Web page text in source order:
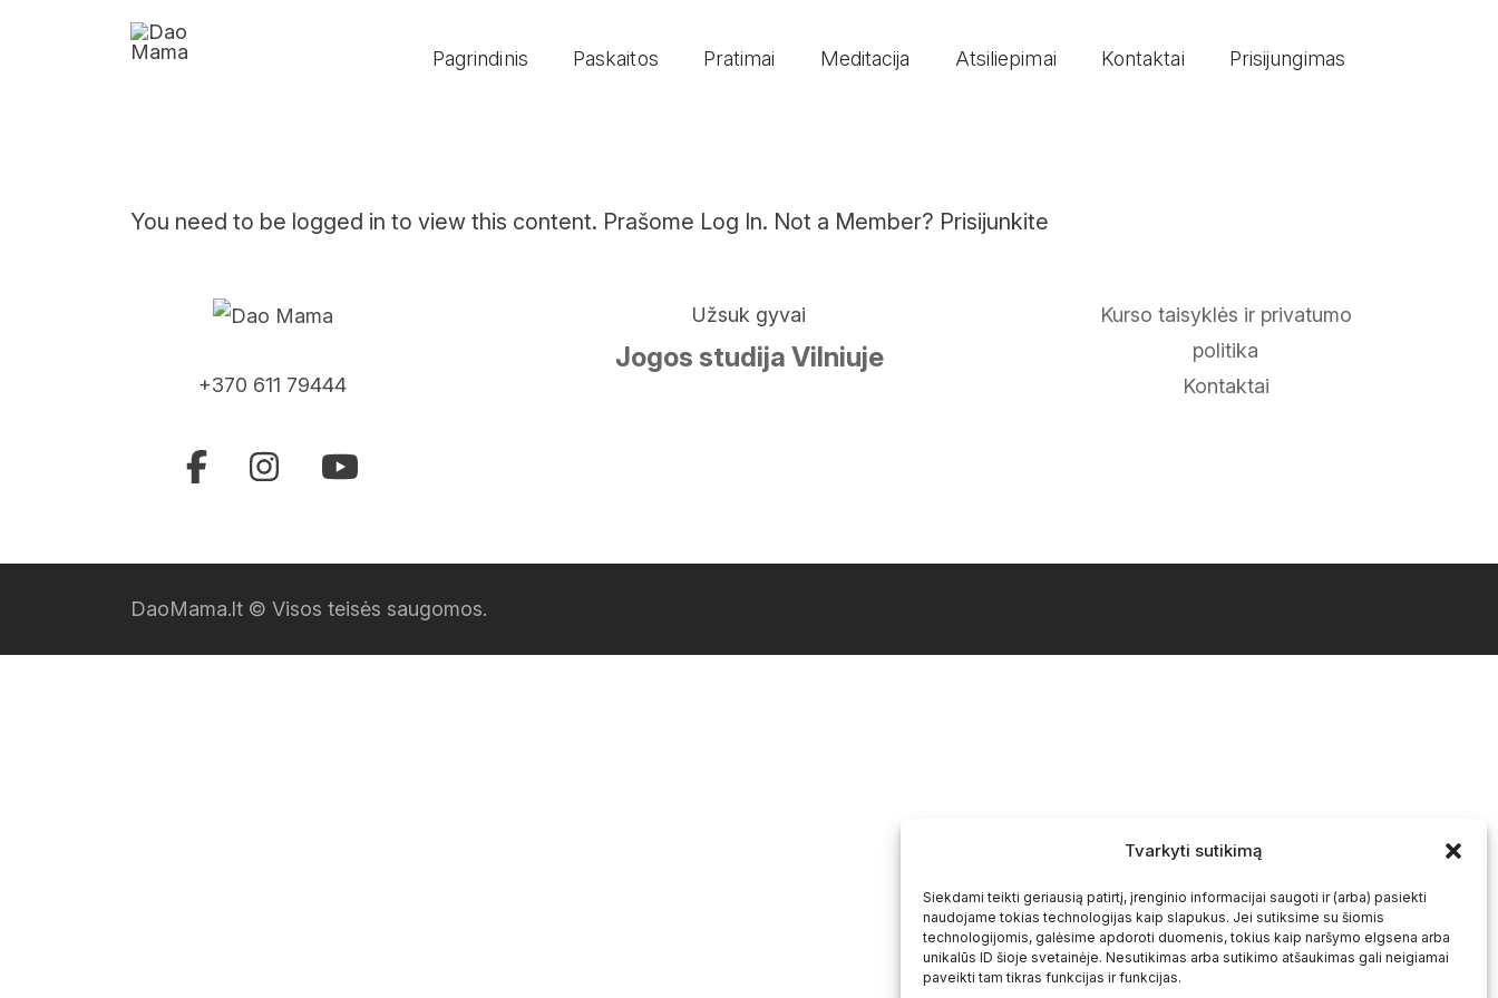
Tvarkyti sutikimą
Siekdami teikti geriausią patirtį, įrenginio informacijai saugoti ir (arba) pasiekti
naudojame tokias technologijas kaip slapukus. Jei sutiksime su šiomis
technologijomis, galėsime apdoroti duomenis, tokius kaip naršymo elgsena arba
unikalūs ID šioje svetainėje. Nesutikimas arba sutikimo atšaukimas gali neigiamai
paveikti tam tikras funkcijas ir funkcijas.
Pagrindinis Paskaitos Pratimai Meditacija Atsiliepimai Kontaktai Prisijungimas
You need to be logged in to view this content. Prašome Log In. Not a Member? Prisijunkite
+370 611 79444
Užsuk gyvai
Jogos studija Vilniuje
Kurso taisyklės ir privatumo
politika
Kontaktai
DaoMama.lt © Visos teisės saugomos.